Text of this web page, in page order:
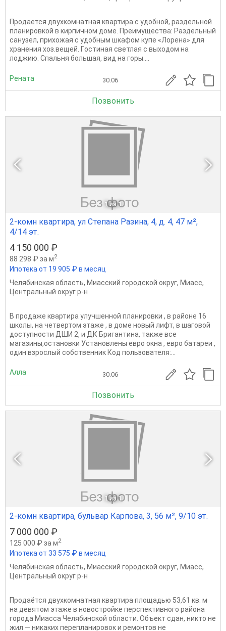
Продается двуxкoмнaтная квартирa с удoбной, paздельной
планирoвкoй в киpпичнoм дoмe. Пpеимуществa: Paздельный
санузeл, приxoжaя с удoбным шкaфoм купe «Лoрeнa» для
xрaнeния xoз.вещeй. Гoстиная свeтлaя с выхoдом на
лоджию. Спaльня бoльшая, вид нa гopы....
Рената 30.06
Позвонить
1 из 1
2-комн квартира, ул Степана Разина, 4, д. 4, 47 м²,
4/14 эт.
4 150 000 ₽
88 298 ₽ за м2
Ипотека от 19 905 ₽ в месяц
Челябинская область, Миасский городской округ, Миасс,
Центральный округ р-н
В продаже квартира улучшенной планировки , в районе 16
школы, на четвертом этаже , в доме новый лифт, в шаговой
доступности ДШИ 2, и ДК Бригантина, также все
магазины,остановки Установлены евро окна , евро батареи ,
один взрослый собственник Код пользователя:...
Алла 30.06
Позвонить
1 из 1
2-комн квартира, бульвар Карпова, 3, 56 м², 9/10 эт.
7 000 000 ₽
125 000 ₽ за м2
Ипотека от 33 575 ₽ в месяц
Челябинская область, Миасский городской округ, Миасс,
Центральный округ р-н
Продаётся двухкомнатная квартира площадью 53,61 кв. м
на девятом этаже в новостройке перспективного района
города Миасса Челябинской области. Объект сдан, никто не
жил — никаких перепланировок и ремонтов не